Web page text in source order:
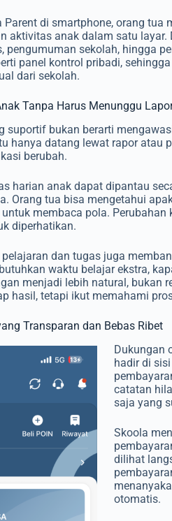
di smartphone, orang tua
aktivitas anak dalam satu
pengumuman sekolah, hingga
panel kontrol pribadi,
dari sekolah.
Tanpa Harus Menunggu
suportif bukan berarti
hanya datang lewat rapor atau
berubah.
harian anak dapat dipantau
Orang tua bisa mengetahui
membaca pola.
diperhatikan.
dan tugas juga
waktu belajar ekstra,
menjadi lebih natural, bukan
hasil, tetapi ikut memahami
Transparan dan Bebas Ribet
Dukungan
hadir di
catatan
saja yang
Skoola
dilihat
otomatis.